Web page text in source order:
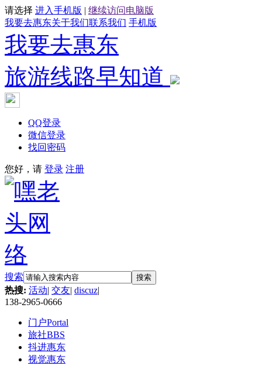
请选择 进入手机版 | 继续访问电脑版
我要去惠东关于我们联系我们 手机版
我要去惠东
旅游线路早知道
QQ登录
微信登录
找回密码
您好，请 登录 注册
搜索 搜索
热搜: 活动| 交友| discuz|
138-2965-0666
门户Portal
旅社BBS
抖进惠东
视觉惠东